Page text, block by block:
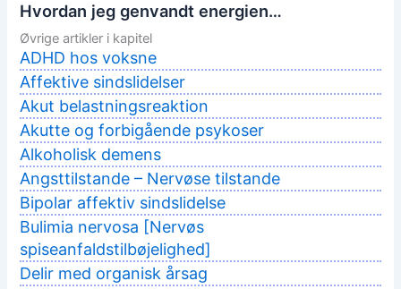
Hvordan jeg genvandt energien…
Øvrige artikler i kapitel
ADHD hos voksne
Affektive sindslidelser
Akut belastningsreaktion
Akutte og forbigående psykoser
Alkoholisk demens
Angsttilstande – Nervøse tilstande
Bipolar affektiv sindslidelse
Bulimia nervosa [Nervøs
spiseanfaldstilbøjelighed]
Delir med organisk årsag